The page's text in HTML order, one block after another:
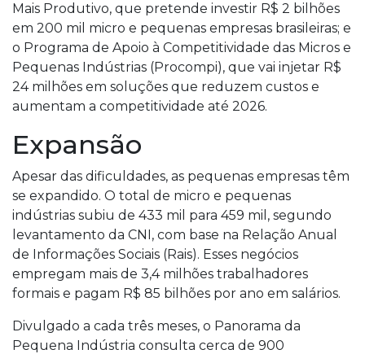
Mais Produtivo, que pretende investir R$ 2 bilhões
em 200 mil micro e pequenas empresas brasileiras; e
o Programa de Apoio à Competitividade das Micros e
Pequenas Indústrias (Procompi), que vai injetar R$
24 milhões em soluções que reduzem custos e
aumentam a competitividade até 2026.
Expansão
Apesar das dificuldades, as pequenas empresas têm
se expandido. O total de micro e pequenas
indústrias subiu de 433 mil para 459 mil, segundo
levantamento da CNI, com base na Relação Anual
de Informações Sociais (Rais). Esses negócios
empregam mais de 3,4 milhões trabalhadores
formais e pagam R$ 85 bilhões por ano em salários.
Divulgado a cada três meses, o Panorama da
Pequena Indústria consulta cerca de 900